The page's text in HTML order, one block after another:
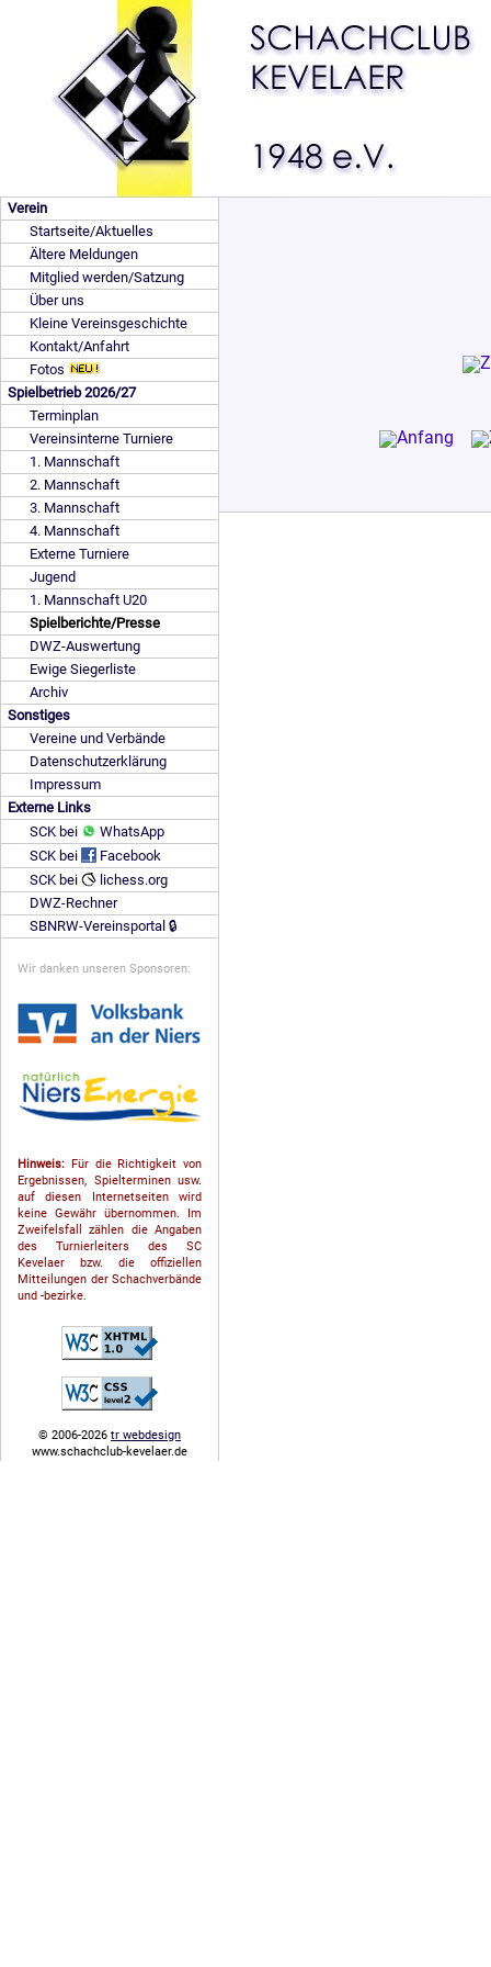
Verein
Startseite/Aktuelles
Ältere Meldungen
Mitglied werden/Satzung
Über uns
Kleine Vereinsgeschichte
Kontakt/Anfahrt
Fotos
Spielbetrieb 2026/27
Terminplan
Vereinsinterne Turniere
1. Mannschaft
2. Mannschaft
3. Mannschaft
4. Mannschaft
Externe Turniere
Jugend
1. Mannschaft U20
Spielberichte/Presse
DWZ-Auswertung
Ewige Siegerliste
Archiv
Sonstiges
Vereine und Verbände
Datenschutzerklärung
Impressum
Externe Links
SCK bei
WhatsApp
SCK bei
Facebook
SCK bei
lichess.org
DWZ-Rechner
SBNRW-Vereinsportal 🔒
Wir danken unseren Sponsoren:
Hinweis: Für die Richtigkeit von
Ergebnissen, Spielterminen usw.
auf diesen Internetseiten wird
keine Gewähr übernommen. Im
Zweifelsfall zählen die Angaben
des Turnierleiters des SC
Kevelaer bzw. die offiziellen
Mitteilungen der Schach­ver­bände
und -bezirke.
© 2006-2026 tr webdesign
www.schachclub-kevelaer.de